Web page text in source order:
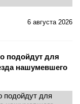
6 августа 2026
подойдут для
нашумевшего